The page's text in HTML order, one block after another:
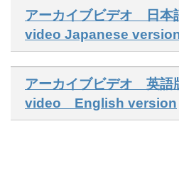
アーカイブビデオ 日
video Japanese
アーカイブビデオ 英
video English version